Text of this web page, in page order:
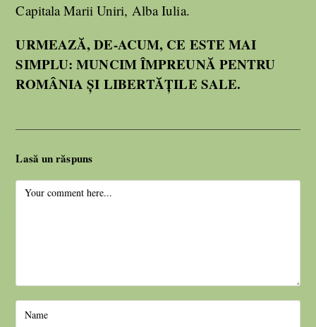
Capitala Marii Uniri, Alba Iulia.
URMEAZĂ, DE-ACUM, CE ESTE MAI
SIMPLU: MUNCIM ÎMPREUNĂ PENTRU
ROMÂNIA ȘI LIBERTĂȚILE SALE.
Lasă un răspuns